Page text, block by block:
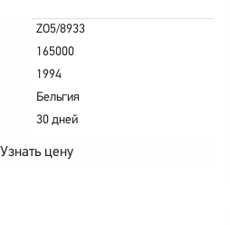
ZO5/8933
165000
1994
Бельгия
30 дней
Узнать цену